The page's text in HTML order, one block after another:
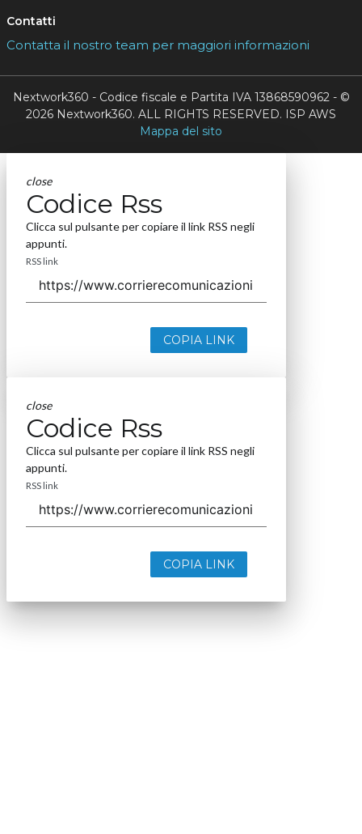
Contatti
Contatta il nostro team per maggiori informazioni
Nextwork360 - Codice fiscale e Partita IVA 13868590962 - ©
2026 Nextwork360. ALL RIGHTS RESERVED. ISP AWS
Mappa del sito
close
Codice Rss
Clicca sul pulsante per copiare il link RSS negli
appunti.
RSS link
COPIA LINK
close
Codice Rss
Clicca sul pulsante per copiare il link RSS negli
appunti.
RSS link
COPIA LINK